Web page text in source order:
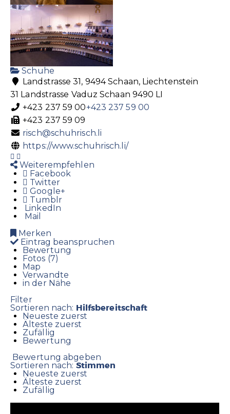
Schuhe
Landstrasse 31, 9494 Schaan, Liechtenstein
31 Landstrasse Vaduz Schaan 9490 LI
+423 237 59 00+423 237 59 00
+423 237 59 09
risch@schuhrisch.li
https://www.schuhrisch.li/
Weiterempfehlen
Facebook
Twitter
Google+
Tumblr
LinkedIn
Mail
Merken
Eintrag beanspruchen
Bewertung
Fotos (7)
Map
Verwandte
in der Nähe
Filter
Sortieren nach: Hilfsbereitschaft
Neueste zuerst
Älteste zuerst
Zufällig
Bewertung
Bewertung abgeben
Sortieren nach: Stimmen
Neueste zuerst
Älteste zuerst
Zufällig